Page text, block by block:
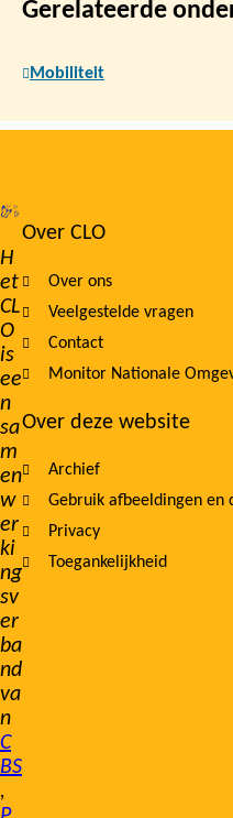
Gerelateerde
Mobiliteit
H
et
CL
O
is
ee
n
sa
m
en
w
er
ki
ng
sv
er
ba
nd
va
n
C
BS
,
Footer
navigation
Over CLO
Over ons
Veelgestelde vragen
Contact
Monitor Nationale
Over deze website
Archief
Gebruik afbeeldingen en
Privacy
Toegankelijkheid